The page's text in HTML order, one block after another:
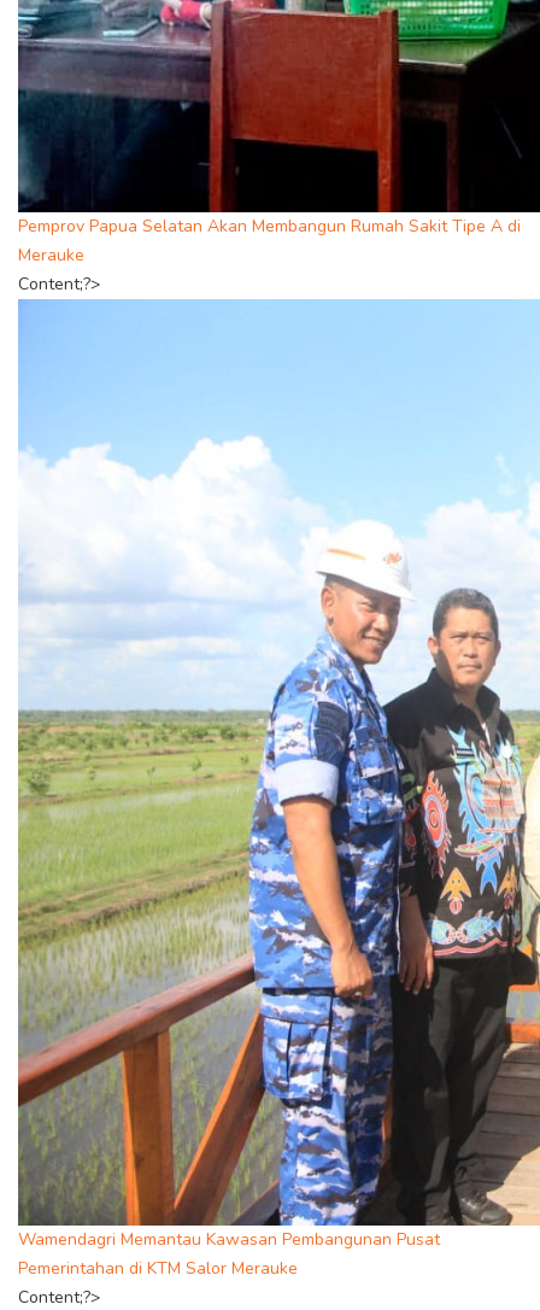
Pemprov Papua Selatan Akan Membangun Rumah Sakit Tipe A di
Merauke
Content;?>
Wamendagri Memantau Kawasan Pembangunan Pusat
Pemerintahan di KTM Salor Merauke
Content;?>